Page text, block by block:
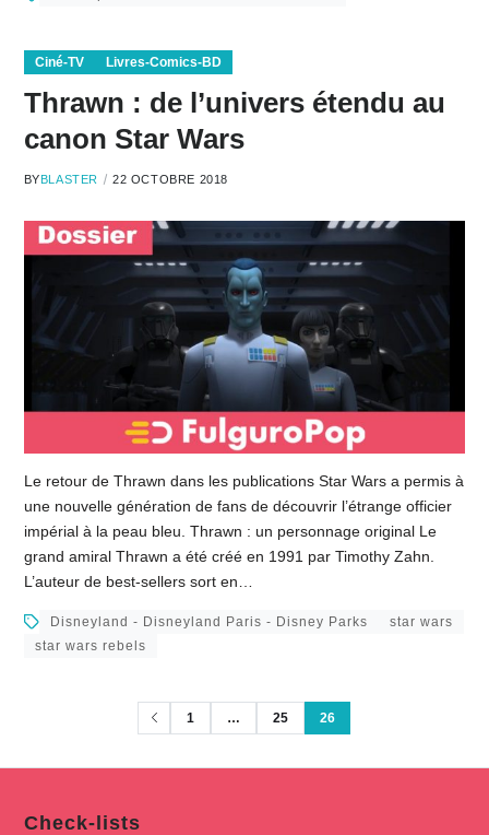
Ciné-TV Livres-Comics-BD
Thrawn : de l’univers étendu au
canon Star Wars
BYBLASTER 22 OCTOBRE 2018
Le retour de Thrawn dans les publications Star Wars a permis à
une nouvelle génération de fans de découvrir l’étrange officier
impérial à la peau bleu. Thrawn : un personnage original Le
grand amiral Thrawn a été créé en 1991 par Timothy Zahn.
L’auteur de best-sellers sort en…
Disneyland - Disneyland Paris - Disney Parks
star wars
star wars rebels
1 … 25 26
Check-lists